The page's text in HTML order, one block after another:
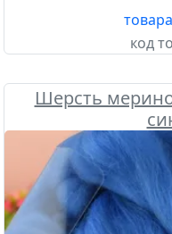
код
Шерсть